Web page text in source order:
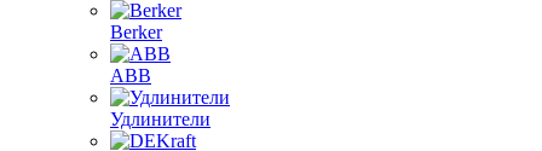
Berker
ABB
Удлинители